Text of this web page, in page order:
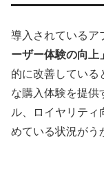
導入されているア
ーザー体験の向上」
的に改善している
な購入体験を提供
ル、ロイヤリティ
めている状況がう